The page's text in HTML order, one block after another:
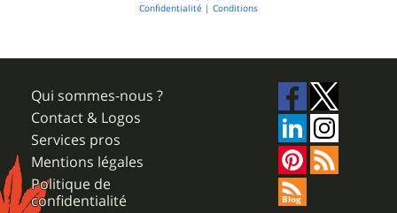
Confidentialité | Conditions
Qui sommes-nous ?
Contact & Logos
Services pros
Mentions légales
Politique de
confidentialité